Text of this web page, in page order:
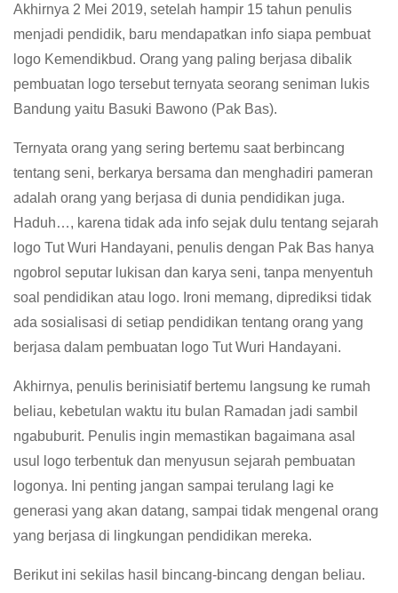
Akhirnya 2 Mei 2019, setelah hampir 15 tahun penulis
menjadi pendidik, baru mendapatkan info siapa pembuat
logo Kemendikbud. Orang yang paling berjasa dibalik
pembuatan logo tersebut ternyata seorang seniman lukis
Bandung yaitu Basuki Bawono (Pak Bas).
Ternyata orang yang sering bertemu saat berbincang
tentang seni, berkarya bersama dan menghadiri pameran
adalah orang yang berjasa di dunia pendidikan juga.
Haduh…, karena tidak ada info sejak dulu tentang sejarah
logo Tut Wuri Handayani, penulis dengan Pak Bas hanya
ngobrol seputar lukisan dan karya seni, tanpa menyentuh
soal pendidikan atau logo. Ironi memang, diprediksi tidak
ada sosialisasi di setiap pendidikan tentang orang yang
berjasa dalam pembuatan logo Tut Wuri Handayani.
Akhirnya, penulis berinisiatif bertemu langsung ke rumah
beliau, kebetulan waktu itu bulan Ramadan jadi sambil
ngabuburit. Penulis ingin memastikan bagaimana asal
usul logo terbentuk dan menyusun sejarah pembuatan
logonya. Ini penting jangan sampai terulang lagi ke
generasi yang akan datang, sampai tidak mengenal orang
yang berjasa di lingkungan pendidikan mereka.
Berikut ini sekilas hasil bincang-bincang dengan beliau.